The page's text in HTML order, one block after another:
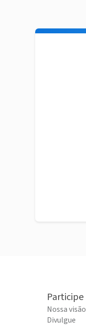
Participe
Nossa visão
Divulgue